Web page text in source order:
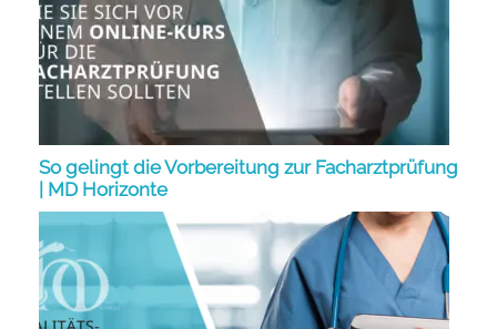
So gelingt die Vorbereitung zur Facharztprüfung
| MD Horizonte